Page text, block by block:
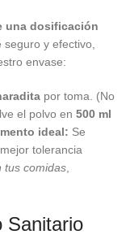
una dosificación
seguro y efectivo,
envase:
por toma. (No
el polvo en 500 ml
ideal: Se
mejor tolerancia
tus comidas
Sanitario